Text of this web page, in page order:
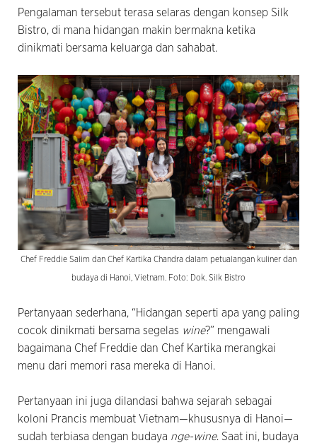
Pengalaman tersebut terasa selaras dengan konsep Silk
Bistro, di mana hidangan makin bermakna ketika
dinikmati bersama keluarga dan sahabat.
Chef Freddie Salim dan Chef Kartika Chandra dalam petualangan kuliner dan
budaya di Hanoi, Vietnam. Foto: Dok. Silk Bistro
Pertanyaan sederhana, “Hidangan seperti apa yang paling
cocok dinikmati bersama segelas wine?” mengawali
bagaimana Chef Freddie dan Chef Kartika merangkai
menu dari memori rasa mereka di Hanoi.
Pertanyaan ini juga dilandasi bahwa sejarah sebagai
koloni Prancis membuat Vietnam—khususnya di Hanoi—
sudah terbiasa dengan budaya nge-wine. Saat ini, budaya